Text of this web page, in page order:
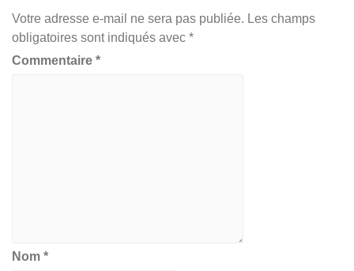
Votre adresse e-mail ne sera pas publiée. Les champs
obligatoires sont indiqués avec *
Commentaire *
Nom *